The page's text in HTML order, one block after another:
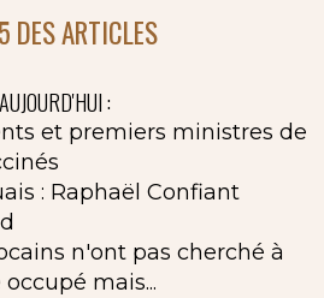
DES ARTICLES
AUJOURD'HUI :
et premiers ministres de
: Raphaël Confiant
n'ont pas cherché à
mais...